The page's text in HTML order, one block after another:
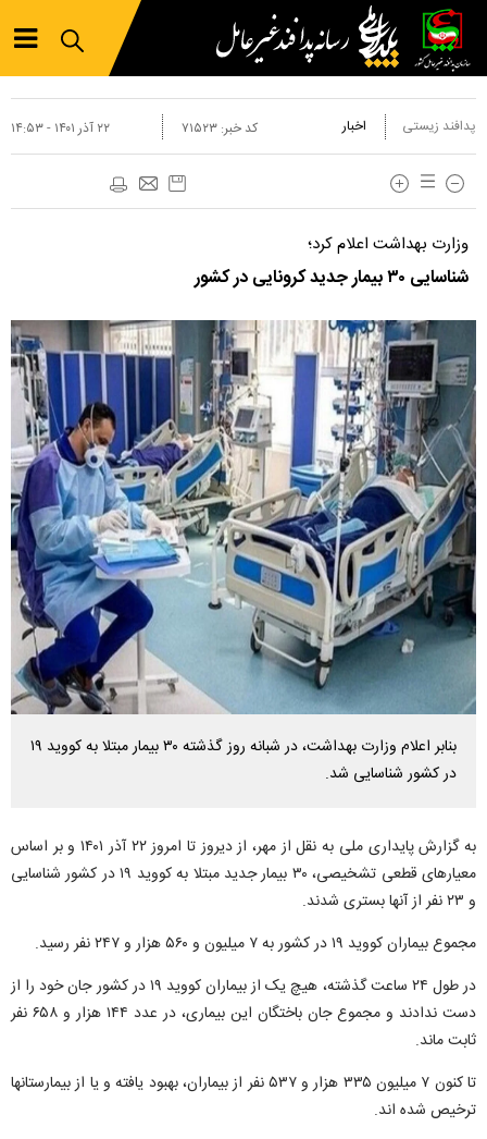
پدافند زیستی اخبار ۲۲ آذر ۱۴۰۱ - ۱۴:۵۳ کد خبر:۷۱۵۲۳
وزارت بهداشت اعلام کرد؛
شناسایی ۳۰ بیمار جدید کرونایی در کشور
بنابر اعلام وزارت بهداشت، در شبانه روز گذشته ۳۰ بیمار مبتلا به کووید ۱۹
در کشور شناسایی شد.
به گزارش پایداری ملی به نقل از مهر، از دیروز تا امروز ۲۲ آذر ۱۴۰۱ و بر اساس
معیارهای قطعی تشخیصی، ۳۰ بیمار جدید مبتلا به کووید ۱۹ در کشور شناسایی
و ۲۳ نفر از آنها بستری شدند.
مجموع بیماران کووید ۱۹ در کشور به ۷ میلیون و ۵۶۰ هزار و ۲۴۷ نفر رسید.
در طول ۲۴ ساعت گذشته، هیچ یک از بیماران کووید ۱۹ در کشور جان خود را از
دست ندادند و مجموع جان باختگان این بیماری، در عدد ۱۴۴ هزار و ۶۵۸ نفر
ثابت ماند.
تا کنون ۷ میلیون ۳۳۵ هزار و ۵۳۷ نفر از بیماران، بهبود یافته و یا از بیمارستانها
ترخیص شده اند.